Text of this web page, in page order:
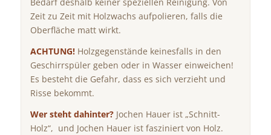
Zeit zu Zeit mit Holzwachs aufpolieren, falls die
Oberfläche matt wirkt.
ACHTUNG!Holzgegenstände keinesfalls in den
Geschirrspüler geben oder in Wasser einweichen!
Es besteht die Gefahr, dass es sich verzieht und
Risse bekommt.
Wer steht dahinter? Jochen Hauer ist „Schnitt-
Holz“, und Jochen Hauer ist fasziniert von Holz.